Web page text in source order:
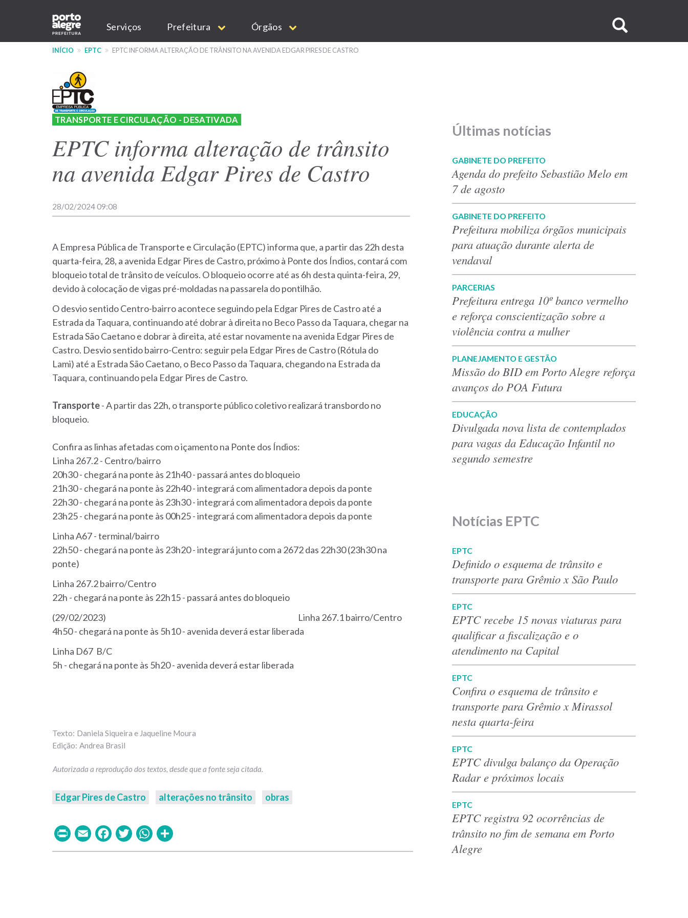
conteúdo
Main
navigation
Serviços Prefeitura Órgãos
no
INÍCIO EPTC EPTC INFORMA ALTERAÇÃO DE TRÂNSITO NA AVENIDA EDGAR PIRES DE CASTRO
TRANSPORTE E CIRCULAÇÃO - DESATIVADA
EPTC informa alteração de trânsito
na avenida Edgar Pires de Castro
28/02/2024 09:08
A Empresa Pública de Transporte e Circulação (EPTC) informa que, a partir das 22h desta
quarta-feira, 28, a avenida Edgar Pires de Castro, próximo à Ponte dos Índios, contará com
bloqueio total de trânsito de veículos. O bloqueio ocorre até as 6h desta quinta-feira, 29,
devido à colocação de vigas pré-moldadas na passarela do pontilhão.
O desvio sentido Centro-bairro acontece seguindo pela Edgar Pires de Castro até a
Estrada da Taquara, continuando até dobrar à direita no Beco Passo da Taquara, chegar na
Estrada São Caetano e dobrar à direita, até estar novamente na avenida Edgar Pires de
Castro. Desvio sentido bairro-Centro: seguir pela Edgar Pires de Castro (Rótula do
Lami) até a Estrada São Caetano, o Beco Passo da Taquara, chegando na Estrada da
Taquara, continuando pela Edgar Pires de Castro.
Transporte- A partir das 22h, o transporte público coletivo realizará transbordo no
bloqueio.
Confira as linhas afetadas com o içamento na Ponte dos Índios:
Linha 267.2 - Centro/bairro
20h30 - chegará na ponte às 21h40 - passará antes do bloqueio
21h30 - chegará na ponte às 22h40 - integrará com alimentadora depois da ponte
22h30 - chegará na ponte às 23h30 - integrará com alimentadora depois da ponte
23h25 - chegará na ponte às 00h25 - integrará com alimentadora depois da ponte
Linha A67 - terminal/bairro
22h50 - chegará na ponte às 23h20 - integrará junto com a 2672 das 22h30 (23h30 na
ponte)
Linha 267.2 bairro/Centro
22h - chegará na ponte às 22h15 - passará antes do bloqueio
(29/02/2023) Linha 267.1 bairro/Centro
4h50 - chegará na ponte às 5h10 - avenida deverá estar liberada
Linha D67 B/C
5h - chegará na ponte às 5h20 - avenida deverá estar liberada
Daniela Siqueira e Jaqueline Moura
Andrea Brasil
Edgar Pires de Castro alterações no trânsito obras
PrintEmailFacebook
TwitterWhatsApp
Últimas notícias
GABINETE DO PREFEITO
Agenda do prefeito Sebastião Melo em
7 de agosto
GABINETE DO PREFEITO
Prefeitura mobiliza órgãos municipais
para atuação durante alerta de
vendaval
PARCERIAS
Prefeitura entrega 10º banco vermelho
e reforça conscientização sobre a
violência contra a mulher
PLANEJAMENTO E GESTÃO
Missão do BID em Porto Alegre reforça
avanços do POA Futura
EDUCAÇÃO
Divulgada nova lista de contemplados
para vagas da Educação Infantil no
segundo semestre
Notícias EPTC
EPTC
Definido o esquema de trânsito e
transporte para Grêmio x São Paulo
EPTC
EPTC recebe 15 novas viaturas para
qualificar a fiscalização e o
atendimento na Capital
EPTC
Confira o esquema de trânsito e
transporte para Grêmio x Mirassol
nesta quarta-feira
EPTC
EPTC divulga balanço da Operação
Radar e próximos locais
EPTC
EPTC registra 92 ocorrências de
trânsito no fim de semana em Porto
Alegre